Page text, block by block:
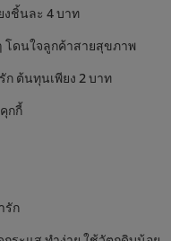
งชิ้นละ 4 บาท
โดนใจลูกค้าสายสุขภาพ
ต้นทุนเพียง 2 บาท
กกี้
รัก